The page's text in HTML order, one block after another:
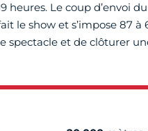
heures. Le coup d’envoi
le show et s’impose 87 à
spectacle et de clôturer